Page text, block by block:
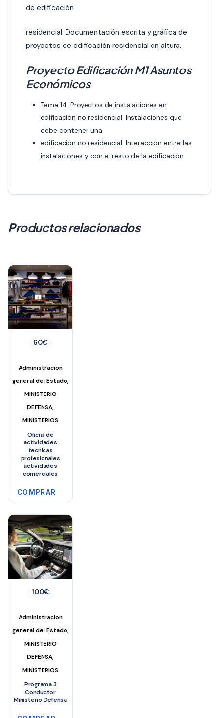
de edificación
residencial. Documentación escrita y gráfica de
proyectos de edificación residencial en altura.
Proyecto Edificación M1 Asuntos
Económicos
Tema 14. Proyectos de instalaciones en
edificación no residencial. Instalaciones que
debe contener una
edificación no residencial. Interacción entre las
instalaciones y con el resto de la edificación
Productos relacionados
60€
Administracion
general del Estado,
MINISTERIO
DEFENSA,
MINISTERIOS
Oficial de
actividades
tecnicas
profesionales
actividades
comerciales
COMPRAR
100€
Administracion
general del Estado,
MINISTERIO
DEFENSA,
MINISTERIOS
Programa 3
Conductor
Ministerio Defensa